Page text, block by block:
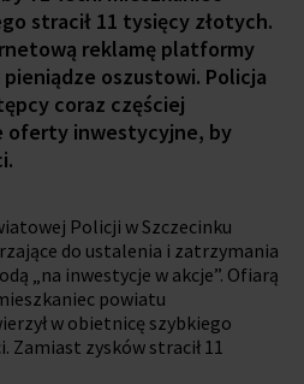
stracił 11 tysięcy złotych.
reklamę platformy
oszustowi. Policja
coraz częściej
oferty inwestycyjne, by
Policji w Szczecinku
do ustalenia i zatrzymania
„na inwestycje w akcje”. Ofiarą
powiatu
w obietnicę szybkiego
Zamiast zysków stracił 11